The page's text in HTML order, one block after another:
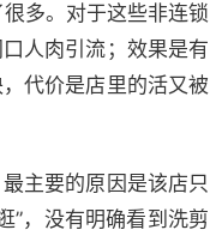
多。对于这些非连锁
人肉引流；效果是有
代价是店里的活又被
主要的原因是该店只
”，没有明确看到洗剪